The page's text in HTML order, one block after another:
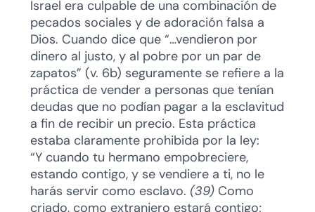
Israel era culpable de una combinación de
pecados sociales y de adoración falsa a
Dios. Cuando dice que “…vendieron por
dinero al justo, y al pobre por un par de
zapatos” (v. 6b) seguramente se refiere a la
práctica de vender a personas que tenían
deudas que no podían pagar a la esclavitud
a fin de recibir un precio. Esta práctica
estaba claramente prohibida por la ley:
“Y cuando tu hermano empobreciere,
estando contigo, y se vendiere a ti, no le
harás servir como esclavo. (39)Como
criado, como extranjero estará contigo;